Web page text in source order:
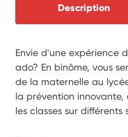
Description
Envie d'une expérience
ado? En binôme, vous
de la maternelle au
la prévention
les classes sur différents